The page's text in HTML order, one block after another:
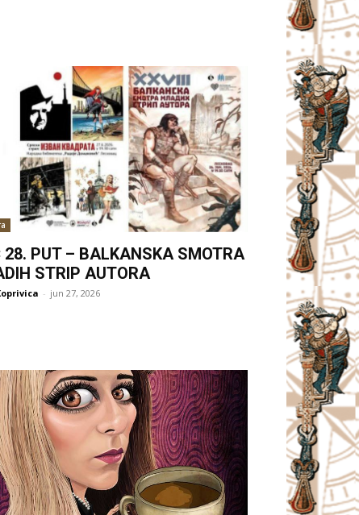
28. PUT – BALKANSKA SMOTRA
STRIP AUTORA
- jun 27, 2026